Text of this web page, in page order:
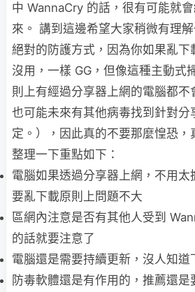
中 WannaCry 的話，很有可能就
來。 講到這邊希望大家稍微有理
絕對的防護方式，因為你如果亂下
沒用，一樣 GG，但像這種主動式
則上有經過分享器上網的電腦都不
也可能未來有其他病毒找到針對分
定。），因此真的不要那麼惶恐，
整理一下重點如下：
電腦如果透過分享器上網，不用太
要亂下載原則上問題不大
區網內注意是否有其他人受到
的話就要注意了
電腦還是需要持續更新，沒人知道
防毒軟體還是有作用的，推薦還是